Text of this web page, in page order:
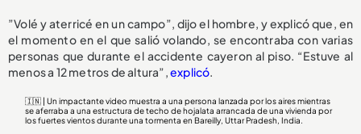
”Volé y aterricé en un campo”, dijo el hombre, y explicó que, en
el momento en el que salió volando, se encontraba con varias
personas que durante el accidente cayeron al piso. “Estuve al
menos a 12 metros de altura”,explicó.
🇮🇳 | Un impactante video muestra a una persona lanzada por los aires mientras
se aferraba a una estructura de techo de hojalata arrancada de una vivienda por
los fuertes vientos durante una tormenta en Bareilly, Uttar Pradesh, India.